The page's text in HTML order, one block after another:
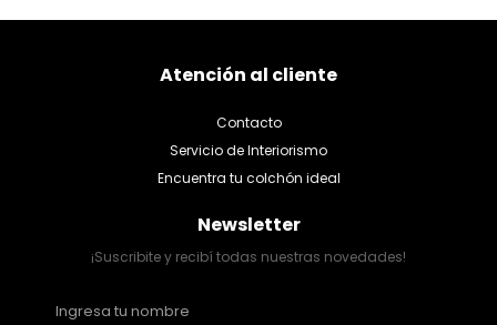
Atención al cliente
Contacto
Servicio de Interiorismo
Encuentra tu colchón ideal
Newsletter
¡Suscribite y recibí todas nuestras novedades!